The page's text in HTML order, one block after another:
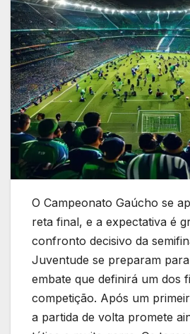
O Campeonato Gaúcho se
reta final, e a expectativa é
confronto decisivo da
Juventude se preparam
embate que definirá um dos
competição. Após um
a partida de volta promete